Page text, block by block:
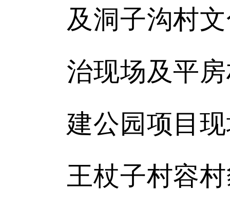
及洞子沟村
治现场及平
建公园项目
王杖子村容